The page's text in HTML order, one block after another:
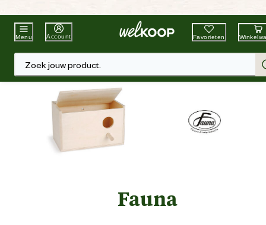
Beste WinkelketenTuin & Dier
Menu Account Favorieten
Zoek jouw product.
Fauna